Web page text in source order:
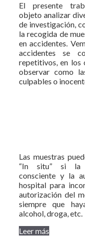
El presente
objeto analizar
de investigación,
la recogida de
en accidentes.
accidentes se
repetitivos, en los
observar como
culpables o
Las muestras
“In situ” si la
consciente y la
hospital para
autorización del
siempre que
alcohol, droga, etc.
Leer más